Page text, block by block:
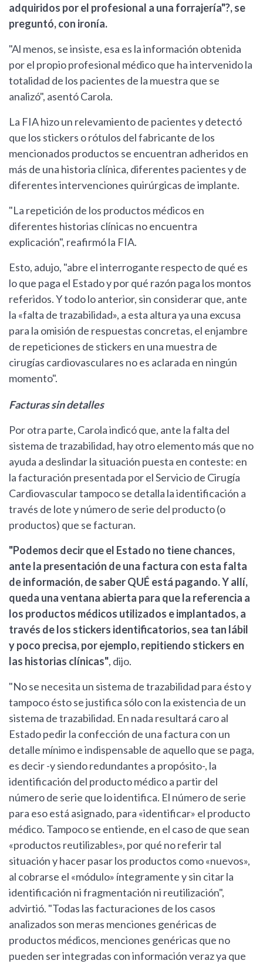
adquiridos por el profesional a una forrajería"?, se
preguntó, con ironía.
"Al menos, se insiste, esa es la información obtenida
por el propio profesional médico que ha intervenido la
totalidad de los pacientes de la muestra que se
analizó", asentó Carola.
La FIA hizo un relevamiento de pacientes y detectó
que los stickers o rótulos del fabricante de los
mencionados productos se encuentran adheridos en
más de una historia clínica, diferentes pacientes y de
diferentes intervenciones quirúrgicas de implante.
"La repetición de los productos médicos en
diferentes historias clínicas no encuentra
explicación", reafirmó la FIA.
Esto, adujo, "abre el interrogante respecto de qué es
lo que paga el Estado y por qué razón paga los montos
referidos. Y todo lo anterior, sin considerar que, ante
la «falta de trazabilidad», a esta altura ya una excusa
para la omisión de respuestas concretas, el enjambre
de repeticiones de stickers en una muestra de
cirugías cardiovasculares no es aclarada en ningún
momento".
Facturas sin detalles
Por otra parte, Carola indicó que, ante la falta del
sistema de trazabilidad, hay otro elemento más que no
ayuda a deslindar la situación puesta en conteste: en
la facturación presentada por el Servicio de Cirugía
Cardiovascular tampoco se detalla la identificación a
través de lote y número de serie del producto (o
productos) que se facturan.
"Podemos decir que el Estado no tiene chances,
ante la presentación de una factura con esta falta
de información, de saber QUÉ está pagando. Y allí,
queda una ventana abierta para que la referencia a
los productos médicos utilizados e implantados, a
través de los stickers identificatorios, sea tan lábil
y poco precisa, por ejemplo, repitiendo stickers en
las historias clínicas", dijo.
"No se necesita un sistema de trazabilidad para ésto y
tampoco ésto se justifica sólo con la existencia de un
sistema de trazabilidad. En nada resultará caro al
Estado pedir la confección de una factura con un
detalle mínimo e indispensable de aquello que se paga,
es decir -y siendo redundantes a propósito-, la
identificación del producto médico a partir del
número de serie que lo identifica. El número de serie
para eso está asignado, para «identificar» el producto
médico. Tampoco se entiende, en el caso de que sean
«productos reutilizables», por qué no referir tal
situación y hacer pasar los productos como «nuevos»,
al cobrarse el «módulo» íntegramente y sin citar la
identificación ni fragmentación ni reutilización",
advirtió. "Todas las facturaciones de los casos
analizados son meras menciones genéricas de
productos médicos, menciones genéricas que no
pueden ser integradas con información veraz ya que